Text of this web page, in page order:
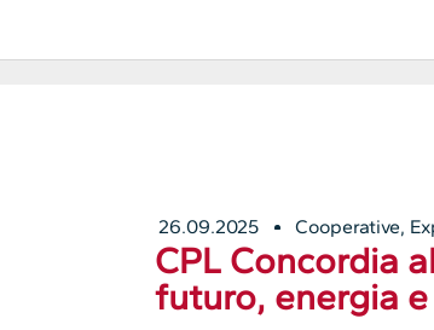
26.09.2025 Cooperative,
CPL Concordia
futuro, energia